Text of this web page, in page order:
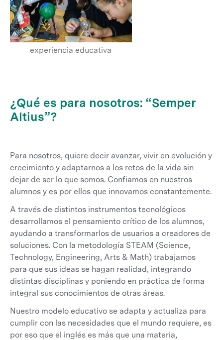
experiencia educativa
¿Qué es para nosotros: “Semper
Altius”?
Para nosotros, quiere decir avanzar, vivir en evolución y
crecimiento y adaptarnos a los retos de la vida sin
dejar de ser lo que somos. Confiamos en nuestros
alumnos y es por ellos que innovamos constantemente.
A través de distintos instrumentos tecnológicos
desarrollamos el pensamiento crítico de los alumnos,
ayudando a transformarlos de usuarios a creadores de
soluciones. Con la metodología STEAM (Science,
Technology, Engineering, Arts & Math) trabajamos
para que sus ideas se hagan realidad, integrando
distintas disciplinas y poniendo en práctica de forma
integral sus conocimientos de otras áreas.
Nuestro modelo educativo se adapta y actualiza para
cumplir con las necesidades que el mundo requiere, es
por eso que el inglés es más que una materia,